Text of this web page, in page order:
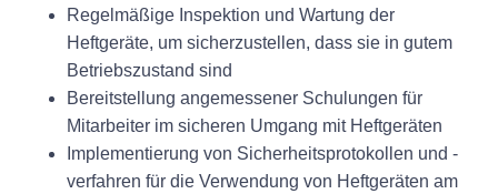
Regelmäßige Inspektion und Wartung der
Heftgeräte, um sicherzustellen, dass sie in gutem
Betriebszustand sind
Bereitstellung angemessener Schulungen für
Mitarbeiter im sicheren Umgang mit Heftgeräten
Implementierung von Sicherheitsprotokollen und -
verfahren für die Verwendung von Heftgeräten am